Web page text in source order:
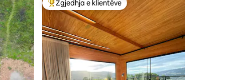
Më të mirat e zgjedhjeve të klientëve
Zgjedhja e klientëve